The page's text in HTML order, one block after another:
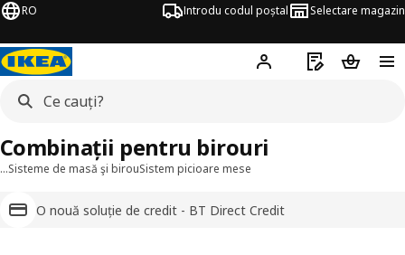
RO Introdu codul poștal Selectare magazin
Hej! Autentifică-te
Listă deCoșul de
…Sisteme de masă şi birouSistem picioare mese
O nouă soluție de credit - BT Direct Credit
Combinații pentru birouri